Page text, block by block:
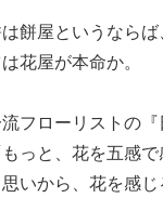
餅屋というなら
花屋が本命か。
フローリストの『
もっと、花を五感
思いから、花を感